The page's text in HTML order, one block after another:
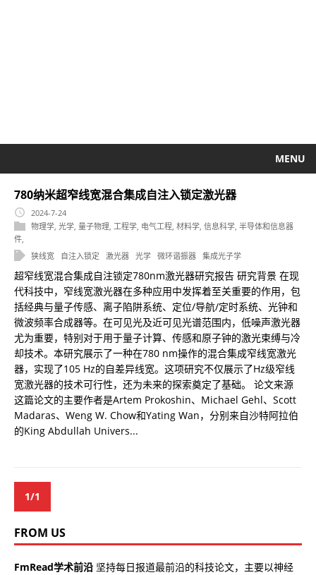
MENU
780纳米超窄线宽混合集成自注入锁定激光器
2024-7-24
物理学 光学 量子物理 工程学 电气工程 材料学 信息科学 半导体和信息器
件
狭线宽
自注入锁定 激光器 光学 微环谐振器 集成光子学
超窄线宽混合集成自注锁定780nm激光器研究报告 研究背景 在现
代科技中，窄线宽激光器在多种应用中发挥着至关重要的作用，包
括经典与量子传感、离子陷阱系统、定位/导航/定时系统、光钟和
微波频率合成器等。在可见光及近可见光谱范围内，低噪声激光器
尤为重要，特别对于用于量子计算、传感和原子钟的激光束缚与冷
却技术。本研究展示了一种在780 nm操作的混合集成窄线宽激光
器，实现了105 Hz的自差异线宽。这项研究不仅展示了Hz级窄线
宽激光器的技术可行性，还为未来的探索奠定了基础。 论文来源
这篇论文的主要作者是Artem Prokoshin、Michael Gehl、Scott
Madaras、Weng W. Chow和Yating Wan，分别来自沙特阿拉伯
的King Abdullah Univers...
1/1
FROM US
FmRead学术前沿 坚持每日报道最前沿的科技论文，主要以神经